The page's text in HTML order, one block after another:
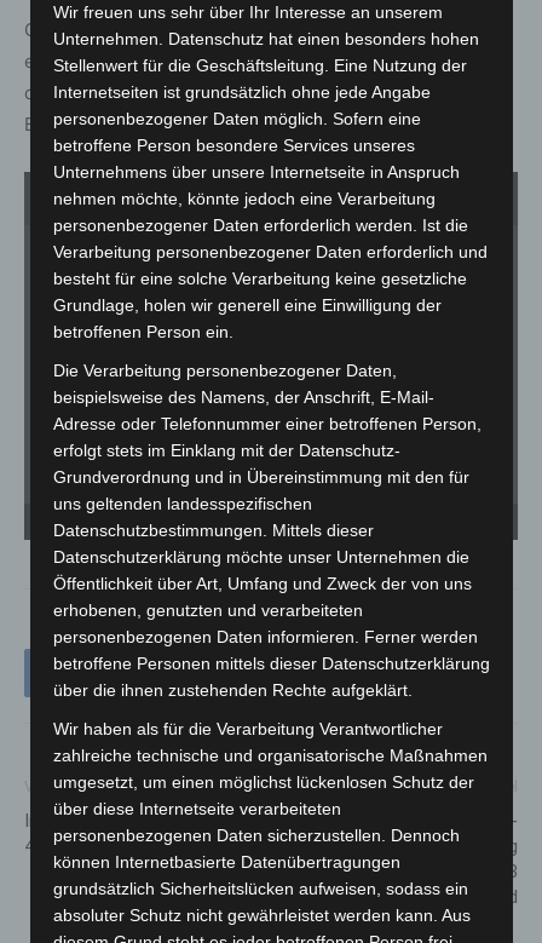
Gegen ihn wird nun wegen unzulässiger Überladung
eines Fahrzeugs, Verstöße gegen das Tierschutzgesetz,
die Tierschutztransportverordnung sowie die
Binnenmarkttierseuchenschutzverordnung ermittelt.
1von 3
37 Tiere an Bord eines überladenen Kleintransporters entdeckt. - Quelle:
Polizeidirektion Hannover
Vorheriger Artikel
Impftermine am Wochenende
4. bis 6. Februar 2022
Nächster Artikel
Online-
Informationsveranstaltung
zum Verlauf der Veloroute 03
nach Bothfeld
Wir freuen uns sehr über Ihr Interesse an unserem
Unternehmen. Datenschutz hat einen besonders hohen
Stellenwert für die Geschäftsleitung. Eine Nutzung der
Internetseiten ist grundsätzlich ohne jede Angabe
personenbezogener Daten möglich. Sofern eine
betroffene Person besondere Services unseres
Unternehmens über unsere Internetseite in Anspruch
nehmen möchte, könnte jedoch eine Verarbeitung
personenbezogener Daten erforderlich werden. Ist die
Verarbeitung personenbezogener Daten erforderlich und
besteht für eine solche Verarbeitung keine gesetzliche
Grundlage, holen wir generell eine Einwilligung der
betroffenen Person ein.
Die Verarbeitung personenbezogener Daten,
beispielsweise des Namens, der Anschrift, E-Mail-
Adresse oder Telefonnummer einer betroffenen Person,
erfolgt stets im Einklang mit der Datenschutz-
Grundverordnung und in Übereinstimmung mit den für
uns geltenden landesspezifischen
Datenschutzbestimmungen. Mittels dieser
Datenschutzerklärung möchte unser Unternehmen die
Öffentlichkeit über Art, Umfang und Zweck der von uns
erhobenen, genutzten und verarbeiteten
personenbezogenen Daten informieren. Ferner werden
betroffene Personen mittels dieser Datenschutzerklärung
über die ihnen zustehenden Rechte aufgeklärt.
Wir haben als für die Verarbeitung Verantwortlicher
zahlreiche technische und organisatorische Maßnahmen
umgesetzt, um einen möglichst lückenlosen Schutz der
über diese Internetseite verarbeiteten
personenbezogenen Daten sicherzustellen. Dennoch
können Internetbasierte Datenübertragungen
grundsätzlich Sicherheitslücken aufweisen, sodass ein
absoluter Schutz nicht gewährleistet werden kann. Aus